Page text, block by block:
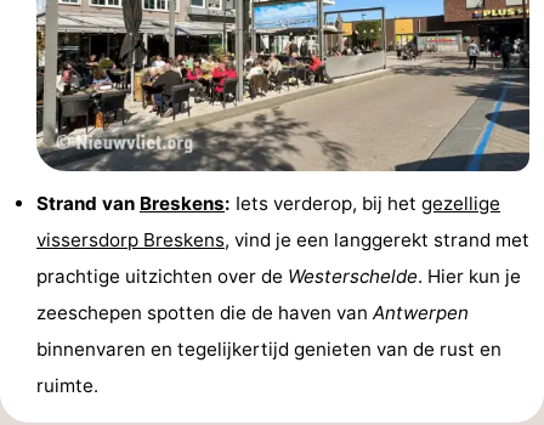
Strand van Breskens: Iets verderop, bij het gezellige
vissersdorp Breskens, vind je een langgerekt strand met
prachtige uitzichten over de Westerschelde. Hier kun je
zeeschepen spotten die de haven van Antwerpen
binnenvaren en tegelijkertijd genieten van de rust en
ruimte.